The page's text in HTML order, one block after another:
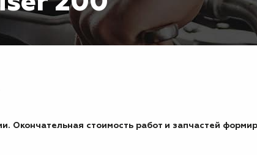
Окончательная стоимость работ и запчастей